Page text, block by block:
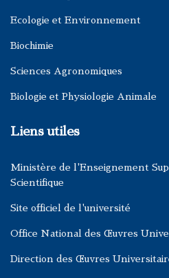
Ecologie et Environnement
Biochimie
Sciences Agronomiques
Biologie et Physiologie Animale
Liens utiles
Ministère de l'Enseignement
Scientifique
Site officiel de l'université
Office National des Œuvres
Direction des Œuvres